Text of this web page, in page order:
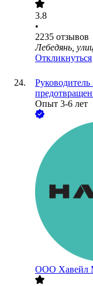
3.8
•
2235 отзывов
Лебедянь,
Откликнуться
Опыт 3-6 лет
ООО Хавейл